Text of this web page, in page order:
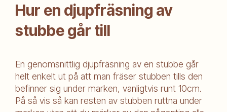
Hur en djupfräsning av
stubbe går till
En genomsnittlig djupfräsning av en stubbe går
helt enkelt ut på att man fräser stubben tills den
befinner sig under marken, vanligtvis runt 10cm.
På så vis så kan resten av stubben ruttna under